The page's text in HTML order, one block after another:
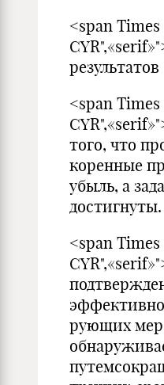
<span
результатов
<span
того, что
коренные
убыль, а
достигнуты.
<span
рующих